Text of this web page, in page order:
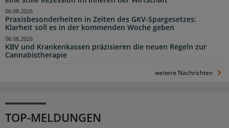
Praxisbesonderheiten in Zeiten des GKV-Spargesetzes:
Klarheit soll es in der kommenden Woche geben
06.08.2026
KBV und Krankenkassen präzisieren die neuen Regeln zur
Cannabistherapie
06.08.2026
weitere Nachrichten
TOP-MELDUNGEN